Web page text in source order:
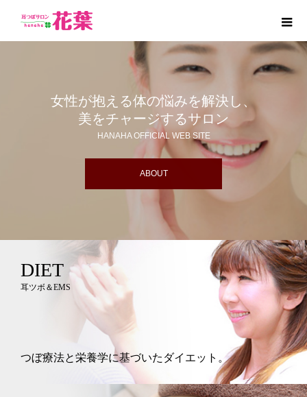
女性が抱える体の悩みを解決し、
美をチャージするサロン
HANAHA OFFICIAL WEB SITE
ABOUT
DIET
耳ツボ＆EMS
つぼ療法と栄養学に基づいたダイエット。